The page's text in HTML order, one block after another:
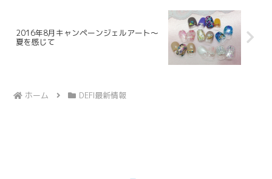
2016年8月キャンペーンジェルアート～
夏を感じて
ホーム DEFI最新情報